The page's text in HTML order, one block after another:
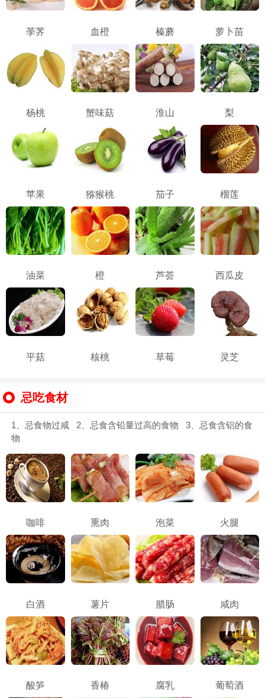
荸荠 血橙 榛蘑 萝卜苗
杨桃 蟹味菇 淮山 梨
苹果 猕猴桃 茄子 榴莲
油菜 橙 芦荟 西瓜皮
平菇 核桃 草莓 灵芝
忌吃食材
1、忌食物过咸 2、忌食含铅量过高的食物 3、忌食含铝的食
物
咖啡 熏肉 泡菜 火腿
白酒 薯片 腊肠 咸肉
酸笋 香椿 腐乳 葡萄酒